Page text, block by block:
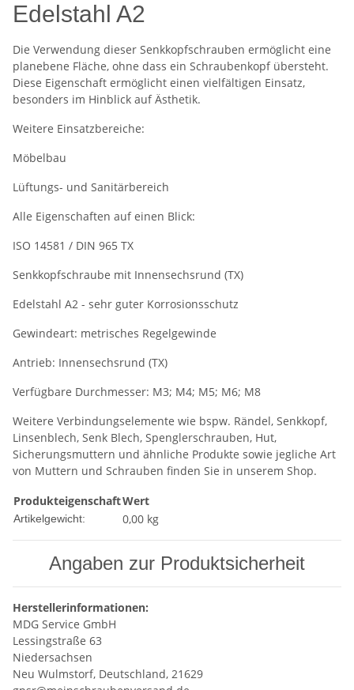
Edelstahl A2
Die Verwendung dieser Senkkopfschrauben ermöglicht eine
planebene Fläche, ohne dass ein Schraubenkopf übersteht.
Diese Eigenschaft ermöglicht einen vielfältigen Einsatz,
besonders im Hinblick auf Ästhetik.
Weitere Einsatzbereiche:
Möbelbau
Lüftungs- und Sanitärbereich
Alle Eigenschaften auf einen Blick:
ISO 14581 / DIN 965 TX
Senkkopfschraube mit Innensechsrund (TX)
Edelstahl A2 - sehr guter Korrosionsschutz
Gewindeart: metrisches Regelgewinde
Antrieb: Innensechsrund (TX)
Verfügbare Durchmesser: M3; M4; M5; M6; M8
Weitere Verbindungselemente wie bspw. Rändel, Senkkopf,
Linsenblech, Senk Blech, Spenglerschrauben, Hut,
Sicherungsmuttern und ähnliche Produkte sowie jegliche Art
von Muttern und Schrauben finden Sie in unserem Shop.
ProdukteigenschaftWert
Artikelgewicht: 0,00 kg
Angaben zur Produktsicherheit
Herstellerinformationen:
MDG Service GmbH
Lessingstraße 63
Niedersachsen
Neu Wulmstorf, Deutschland, 21629